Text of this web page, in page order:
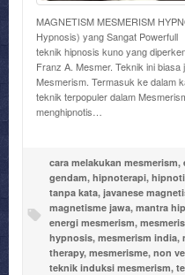
MAGNETISM MESMERISM
Hypnosis) yang Sangat
teknik hipnosis kuno yang
Franz A. Mesmer. Teknik ini
Mesmerism. Termasuk ke dalam
teknik terpopuler dalam
menghipnotis…
cara melakukan mesmerism,
gendam, hipnoterapi,
tanpa kata, javanese
magnetisme jawa, mantra
energi mesmerism,
hypnosis, mesmerism india,
therapy, mesmerisme, non
teknik induksi mesmerism,